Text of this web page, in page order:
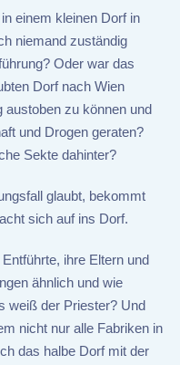
einem kleinen Dorf in
niemand zuständig
Oder war das
Dorf nach Wien
zu können und
und Drogen geraten?
Sekte dahinter?
glaubt, bekommt
sich auf ins Dorf.
ihre Eltern und
ähnlich und wie
weiß der Priester? Und
nicht nur alle Fabriken in
das halbe Dorf mit der